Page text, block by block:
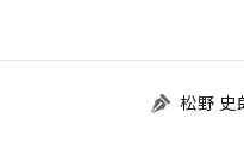
松野 史